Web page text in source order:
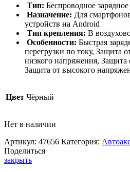
Тип: Беспроводное
Назначение: Для
устройств на Android
Тип крепления: В
Особенности: Быстрая
перегрузки по току, Защита
низкого напряжения, Защита
Защита от высокого
Цвет Чёрный
Нет в наличии
Артикул: 47656 Категория:
Поделиться
закрыть